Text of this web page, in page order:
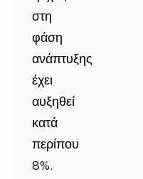
στη
φάση
ανάπτυξης
έχει
αυξηθεί
κατά
περίπου
8%.